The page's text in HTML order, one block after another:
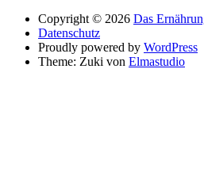
Copyright © 2026 Das
Datenschutz
Proudly powered by WordPress
Theme: Zuki von Elmastudio